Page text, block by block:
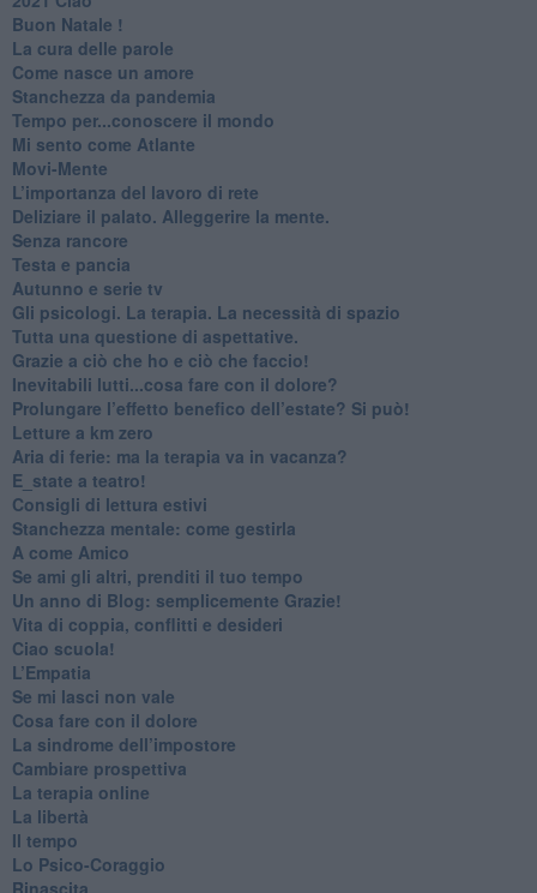
Buon Natale !
​La cura delle parole
​Come nasce un amore
Stanchezza da pandemia
​Tempo per...conoscere il mondo
​Mi sento come Atlante
​Movi-Mente
​L’importanza del lavoro di rete
​Deliziare il palato. Alleggerire la mente.
​Senza rancore
​Testa e pancia
​Autunno e serie tv
​Gli psicologi. La terapia. La necessità di spazio
​Tutta una questione di aspettative.
​Grazie a ciò che ho e ciò che faccio!
​Inevitabili lutti...cosa fare con il dolore?
Prolungare l’effetto benefico dell’estate? Si può!
​Letture a km zero
​Aria di ferie: ma la terapia va in vacanza?
​E_state a teatro!
​Consigli di lettura estivi
​Stanchezza mentale: come gestirla
​A come Amico
​Se ami gli altri, prenditi il tuo tempo
​Un anno di Blog: semplicemente Grazie!
​Vita di coppia, conflitti e desideri
​Ciao scuola!
​L’Empatia
​Se mi lasci non vale
Cosa fare con il dolore
​La sindrome dell’impostore
​Cambiare prospettiva
La terapia online
La libertà
​Il tempo
​Lo Psico-Coraggio
Rinascita